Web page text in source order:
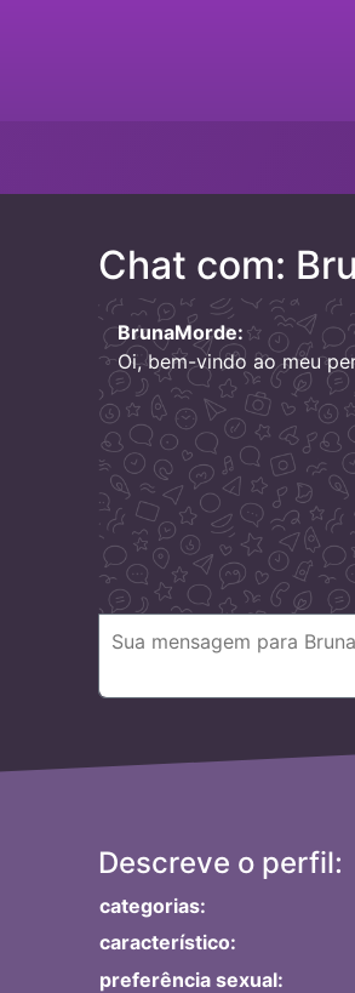
Chat com:
BrunaMorde:
Oi, bem-vindo ao meu
Descreve o perfil:
categorias:
característico:
preferência sexual: